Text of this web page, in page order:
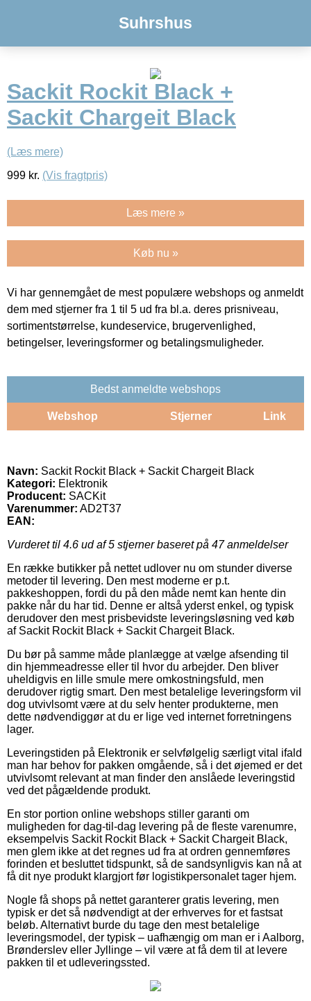
Suhrshus
Sackit Rockit Black +
Sackit Chargeit Black
(Læs mere)
999 kr. (Vis fragtpris)
Læs mere »
Køb nu »
Vi har gennemgået de mest populære webshops og anmeldt
dem med stjerner fra 1 til 5 ud fra bl.a. deres prisniveau,
sortimentstørrelse, kundeservice, brugervenlighed,
betingelser, leveringsformer og betalingsmuligheder.
Bedst anmeldte webshops
Webshop Stjerner Link
Navn: Sackit Rockit Black + Sackit Chargeit Black
Kategori: Elektronik
Producent: SACKit
Varenummer: AD2T37
EAN:
Vurderet til 4.6 ud af 5 stjerner baseret på 47anmeldelser
En række butikker på nettet udlover nu om stunder diverse
metoder til levering. Den mest moderne er p.t.
pakkeshoppen, fordi du på den måde nemt kan hente din
pakke når du har tid. Denne er altså yderst enkel, og typisk
derudover den mest prisbevidste leveringsløsning ved køb
af Sackit Rockit Black + Sackit Chargeit Black.
Du bør på samme måde planlægge at vælge afsending til
din hjemmeadresse eller til hvor du arbejder. Den bliver
uheldigvis en lille smule mere omkostningsfuld, men
derudover rigtig smart. Den mest betalelige leveringsform vil
dog utvivlsomt være at du selv henter produkterne, men
dette nødvendiggør at du er lige ved internet forretningens
lager.
Leveringstiden på Elektronik er selvfølgelig særligt vital ifald
man har behov for pakken omgående, så i det øjemed er det
utvivlsomt relevant at man finder den anslåede leveringstid
ved det pågældende produkt.
En stor portion online webshops stiller garanti om
muligheden for dag-til-dag levering på de fleste varenumre,
eksempelvis Sackit Rockit Black + Sackit Chargeit Black,
men glem ikke at det regnes ud fra at ordren gennemføres
forinden et besluttet tidspunkt, så de sandsynligvis kan nå at
få dit nye produkt klargjort før logistikpersonalet tager hjem.
Nogle få shops på nettet garanterer gratis levering, men
typisk er det så nødvendigt at der erhverves for et fastsat
beløb. Alternativt burde du tage den mest betalelige
leveringsmodel, der typisk – uafhængig om man er i Aalborg,
Brønderslev eller Jyllinge – vil være at få dem til at levere
pakken til et udleveringssted.